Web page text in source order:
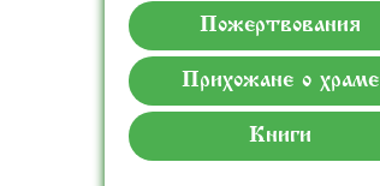
Пожертвования
Прихожане о храме
Книги